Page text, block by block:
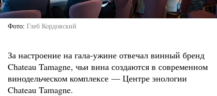
Фото Глеб Кордовский
За настроение на гала-ужине отвечал винный бренд
Chateau Tamagne, чьи вина создаются в современном
винодельческом комплексе — Центре энологии
Chateau Tamagne.